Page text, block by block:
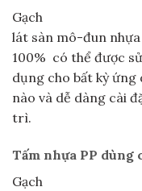
Gạch
lát sàn mô-đun
100% có thể được sử
dụng cho bất kỳ
nào và dễ dàng cài
trì.
Tấm nhựa PP dùng
Gạch